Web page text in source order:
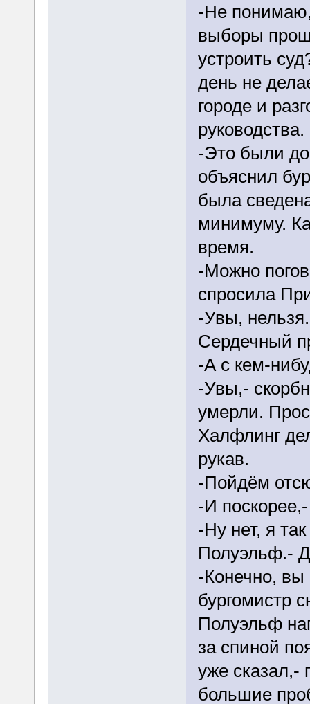
-Не
выборы
устроить
день не
городе и
руководства.
-Это были
объяснил
была
минимуму.
время.
-Можно
спросила
-Увы,
Сердечный
-А с кем-
-Увы,-
умерли.
Халфлинг
рукав.
-Пойдём
-И
-Ну нет, я
Полуэльф.-
-Конечно, вы
бургомистр
Полуэльф
за спиной
уже сказал,-
большие